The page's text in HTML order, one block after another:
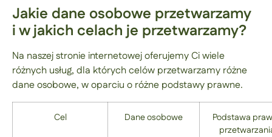
Jakie dane osobowe przetwarzamy
i w jakich celach je przetwarzamy?
Na naszej stronie internetowej oferujemy Ci wiele
różnych usług, dla których celów przetwarzamy różne
dane osobowe, w oparciu o różne podstawy prawne.
Cel Dane osobowe
Podstawa